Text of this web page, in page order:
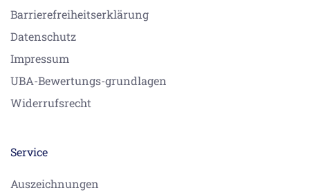
Barrierefreiheitserklärung
Datenschutz
Impressum
UBA-Bewertungs-grundlagen
Widerrufsrecht
Service
Auszeichnungen